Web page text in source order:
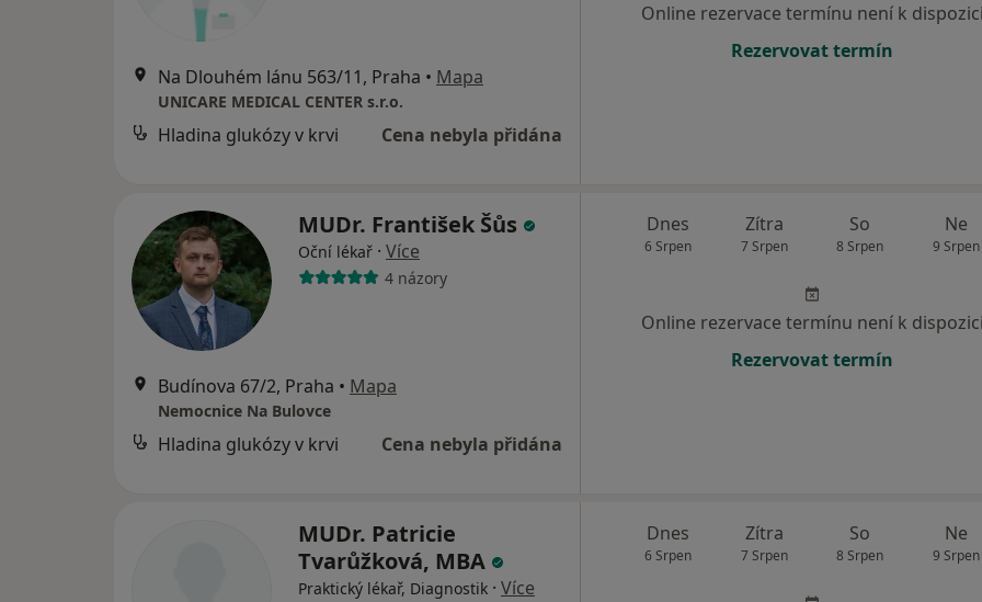
Na Dlouhém lánu 563/11, Praha • Mapa
UNICARE MEDICAL CENTER s.r.o.
Hladina glukózy v krvi Cena nebyla přidána
Online rezervace termínu není k dispozici
Rezervovat termín
MUDr. František Šůs
Oční lékař · Více
4 názory
Budínova 67/2, Praha • Mapa
Nemocnice Na Bulovce
Hladina glukózy v krvi Cena nebyla přidána
Dnes
6 Srpen
Zítra
7 Srpen
So
8 Srpen
Ne
9 Srpen
Online rezervace termínu není k dispozici
Rezervovat termín
MUDr. Patricie
Tvarůžková, MBA
Praktický lékař, Diagnostik · Více
Dnes
6 Srpen
Zítra
7 Srpen
So
8 Srpen
Ne
9 Srpen